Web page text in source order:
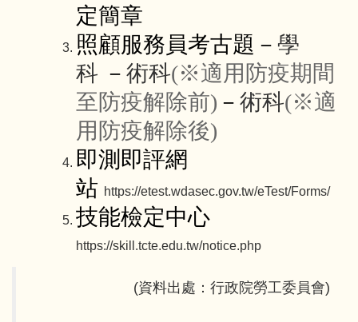
定簡章
照顧服務員考古題－ 學
科 － 術科(※適用防疫期間
至防疫解除前) － 術科(※適
用防疫解除後)
即測即評網
站 https://etest.wdasec.gov.tw/eTest/Forms/
技能檢定中心
https://skill.tcte.edu.tw/notice.php
(資料出處：行政院勞工委員會)